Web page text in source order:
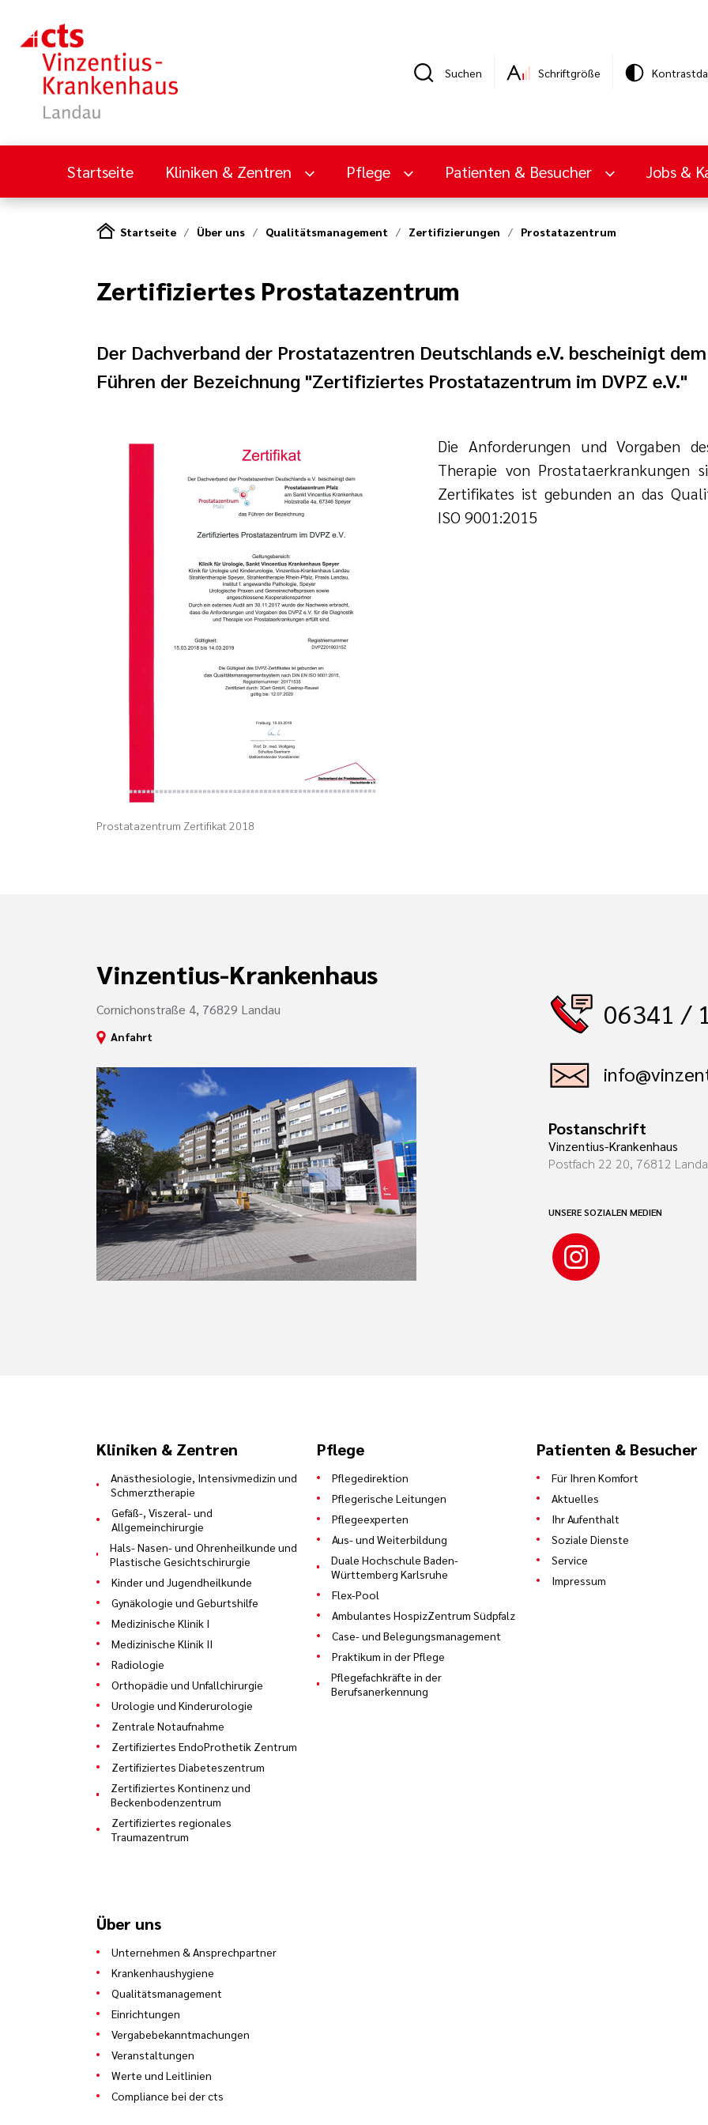
Suchen Schriftgröße
Startseite Kliniken & Zentren Pflege Patienten & Besucher Jobs &
Startseite Über uns Qualitätsmanagement Zertifizierungen Prostatazentrum
Zertifiziertes Prostatazentrum
Der Dachverband der Prostatazentren Deutschlands e.V. bescheinigt
Führen der Bezeichnung "Zertifiziertes Prostatazentrum im DVPZ e.V."
Prostatazentrum Zertifikat 2018
Die Anforderungen und Vorgaben
Therapie von Prostataerkrankungen
Zertifikates ist gebunden an das
ISO 9001:2015
Vinzentius-Krankenhaus
Cornichonstraße 4, 76829 Landau
Anfahrt
06341 /
Postanschrift
Vinzentius-Krankenhaus
Postfach 22 20, 76812
UNSERE SOZIALEN MEDIEN
Kliniken & Zentren
Anästhesiologie, Intensivmedizin und
Schmerztherapie
Gefäß-, Viszeral- und
Allgemeinchirurgie
Hals- Nasen- und Ohrenheilkunde und
Plastische Gesichtschirurgie
Kinder und Jugendheilkunde
Gynäkologie und Geburtshilfe
Medizinische Klinik I
Medizinische Klinik II
Radiologie
Orthopädie und Unfallchirurgie
Urologie und Kinderurologie
Zentrale Notaufnahme
Zertifiziertes EndoProthetik Zentrum
Zertifiziertes Diabeteszentrum
Zertifiziertes Kontinenz und
Beckenbodenzentrum
Zertifiziertes regionales
Traumazentrum
Pflege
Pflegedirektion
Pflegerische Leitungen
Pflegeexperten
Aus- und Weiterbildung
Duale Hochschule Baden-
Württemberg Karlsruhe
Flex-Pool
Ambulantes HospizZentrum Südpfalz
Case- und Belegungsmanagement
Praktikum in der Pflege
Pflegefachkräfte in der
Berufsanerkennung
Patienten & Besucher
Für Ihren Komfort
Aktuelles
Ihr Aufenthalt
Soziale Dienste
Service
Impressum
Über uns
Unternehmen & Ansprechpartner
Krankenhaushygiene
Qualitätsmanagement
Einrichtungen
Vergabebekanntmachungen
Veranstaltungen
Werte und Leitlinien
Compliance bei der cts